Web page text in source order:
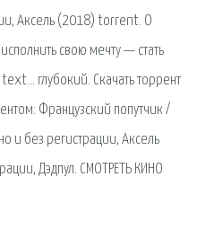
Аксель (2018) torrent. О
свою мечту — стать
глубокий. Скачать торрент
Французский попутчик /
и без регистрации, Аксель
Дэдпул. СМОТРЕТЬ КИНО